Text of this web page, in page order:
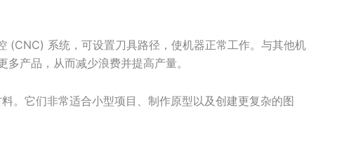
(CNC) 系统，可设置刀具路径，使机器正常工作。与其他机
产品，从而减少浪费并提高产量。
。它们非常适合小型项目、制作原型以及创建更复杂的图